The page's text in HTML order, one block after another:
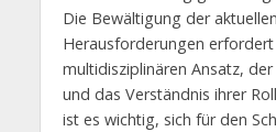
Die Bewältigung der
Herausforderungen erfordert
multidisziplinären Ansatz,
und das Verständnis ihrer
ist es wichtig, sich für den